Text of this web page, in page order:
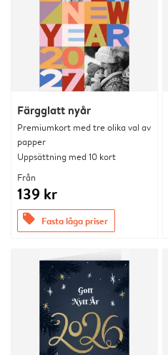
Färgglatt nyår
Premiumkort med tre olika val av
papper
Uppsättning med 10 kort
Från
139 kr
offers Fasta låga priser